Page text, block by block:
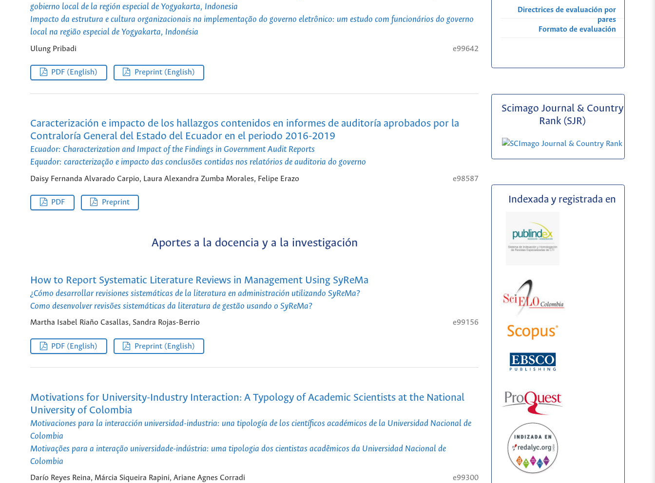
gobierno local de la región especial de Yogyakarta, Indonesia
Impacto da estrutura e cultura organizacionais na implementação do governo eletrônico: um estudo com funcionários do governo
local na região especial de Yogyakarta, Indonésia
Ulung Pribadi e99642
PDF (English) Preprint (English)
Caracterización e impacto de los hallazgos contenidos en informes de auditoría aprobados por la
Contraloría General del Estado del Ecuador en el periodo 2016-2019
Ecuador: Characterization and Impact of the Findings in Government Audit Reports
Equador: caracterização e impacto das conclusões contidas nos relatórios de auditoria do governo
Daisy Fernanda Alvarado Carpio, Laura Alexandra Zumba Morales, Felipe Erazo e98587
PDF Preprint
Aportes a la docencia y a la investigación
How to Report Systematic Literature Reviews in Management Using SyReMa
¿Cómo desarrollar revisiones sistemáticas de la literatura en administración utilizando SyReMa?
Como desenvolver revisões sistemáticas da literatura de gestão usando o SyReMa?
Martha Isabel Riaño Casallas, Sandra Rojas-Berrio e99156
PDF (English) Preprint (English)
Motivations for University-Industry Interaction: A Typology of Academic Scientists at the National
University of Colombia
Motivaciones para la interacción universidad-industria: una tipología de los científicos académicos de la Universidad Nacional de
Colombia
Motivações para a interação universidade-indústria: uma tipologia dos cientistas acadêmicos da Universidad Nacional de
Colombia
Darío Reyes Reina, Márcia Siqueira Rapini, Ariane Agnes Corradi e99300
Directrices de evaluación por
pares
Formato de evaluación
Scimago Journal & Country
Rank (SJR)
Indexada y registrada en